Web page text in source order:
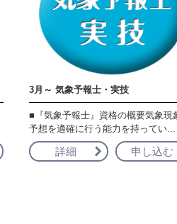
3月～ 気象予報士・実技
■『気象予報士』資格の概要気象現
予想を適確に行う能力を持ってい...
詳細 申し込む